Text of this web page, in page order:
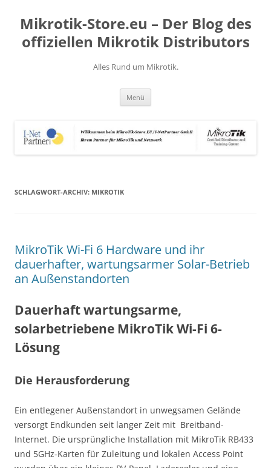
springen
Mikrotik-Store.eu – Der Blog des
offiziellen Mikrotik Distributors
Alles Rund um Mikrotik.
Menü
SCHLAGWORT-ARCHIV: MIKROTIK
MikroTik Wi-Fi 6 Hardware und ihr
dauerhafter, wartungsarmer Solar-Betrieb
an Außenstandorten
Dauerhaft wartungsarme,
solarbetriebene MikroTik Wi-Fi 6-
Lösung
Die Herausforderung
Ein entlegener Außenstandort in unwegsamen Gelände
versorgt Endkunden seit langer Zeit mit Breitband-
Internet. Die ursprüngliche Installation mit MikroTik RB433
und 5GHz-Karten für Zuleitung und lokalen Access Point